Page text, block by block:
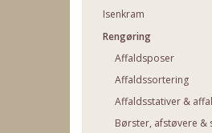
Isenkram
Rengøring
Affaldsposer
Affaldssortering
Affaldsstativer &
Børster, afstøvere &